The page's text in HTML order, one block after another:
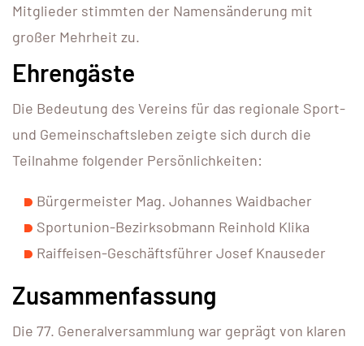
Mitglieder stimmten der Namensänderung mit
großer Mehrheit zu.
Ehrengäste
Die Bedeutung des Vereins für das regionale Sport-
und Gemeinschaftsleben zeigte sich durch die
Teilnahme folgender Persönlichkeiten:
Bürgermeister Mag. Johannes Waidbacher
Sportunion-Bezirksobmann Reinhold Klika
Raiffeisen-Geschäftsführer Josef Knauseder
Zusammenfassung
Die 77. Generalversammlung war geprägt von klaren